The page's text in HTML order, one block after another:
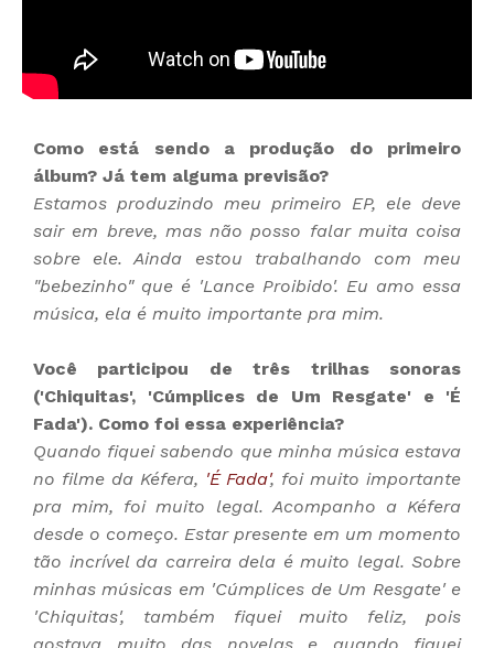
Como está sendo a produção do primeiro
álbum? Já tem alguma previsão?
Estamos produzindo meu primeiro EP, ele deve
sair em breve, mas não posso falar muita coisa
sobre ele. Ainda estou trabalhando com meu
"bebezinho" que é 'Lance Proibido'. Eu amo essa
música, ela é muito importante pra mim.
Você participou de três trilhas sonoras
('Chiquitas', 'Cúmplices de Um Resgate' e 'É
Fada'). Como foi essa experiência?
Quando fiquei sabendo que minha música estava
no filme da Kéfera, 'É Fada', foi muito importante
pra mim, foi muito legal. Acompanho a Kéfera
desde o começo. Estar presente em um momento
tão incrível da carreira dela é muito legal. Sobre
minhas músicas em 'Cúmplices de Um Resgate' e
'Chiquitas', também fiquei muito feliz, pois
gostava muito das novelas e quando fiquei